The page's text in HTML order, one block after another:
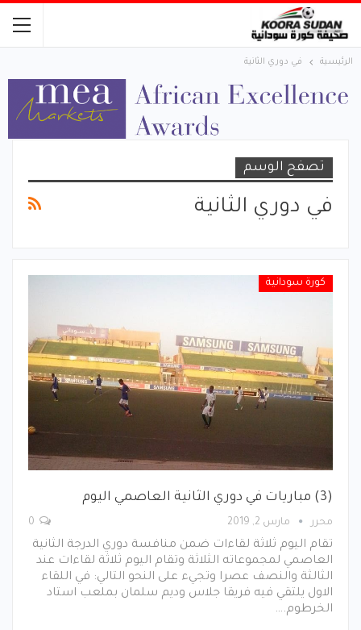
الرئيسية في دوري الثانية
تصفح الوسم
في دوري الثانية
كورة سودانية
(3) مباريات في دوري الثانية العاصمي اليوم
محرر مارس 2, 2019
تقام اليوم ثلاثة لقاءات ضمن منافسة دوري الدرجة الثانية
العاصمي لمجموعاته الثلاثة وتقام اليوم ثلاثة لقاءات عند
الثالثة والنصف عصرا وتجيء على النحو التالي: في اللقاء
الاول يلتقي فيه فريقا جلاس وديم سلمان بملعب استاد
الخرطوم.…